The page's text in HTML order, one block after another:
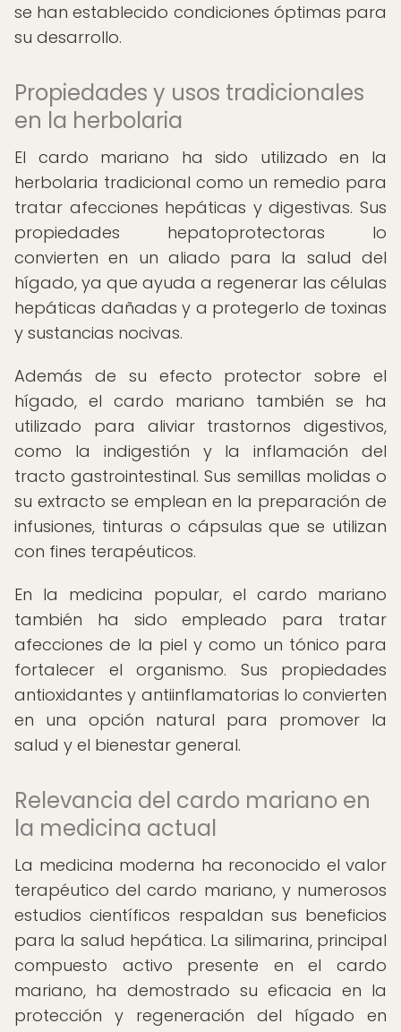
se han establecido condiciones óptimas para
su desarrollo.
Propiedades y usos tradicionales
en la herbolaria
El cardo mariano ha sido utilizado en la
herbolaria tradicional como un remedio para
tratar afecciones hepáticas y digestivas. Sus
propiedades hepatoprotectoras lo
convierten en un aliado para la salud del
hígado, ya que ayuda a regenerar las células
hepáticas dañadas y a protegerlo de toxinas
y sustancias nocivas.
Además de su efecto protector sobre el
hígado, el cardo mariano también se ha
utilizado para aliviar trastornos digestivos,
como la indigestión y la inflamación del
tracto gastrointestinal. Sus semillas molidas o
su extracto se emplean en la preparación de
infusiones, tinturas o cápsulas que se utilizan
con fines terapéuticos.
En la medicina popular, el cardo mariano
también ha sido empleado para tratar
afecciones de la piel y como un tónico para
fortalecer el organismo. Sus propiedades
antioxidantes y antiinflamatorias lo convierten
en una opción natural para promover la
salud y el bienestar general.
Relevancia del cardo mariano en
la medicina actual
La medicina moderna ha reconocido el valor
terapéutico del cardo mariano, y numerosos
estudios científicos respaldan sus beneficios
para la salud hepática. La silimarina, principal
compuesto activo presente en el cardo
mariano, ha demostrado su eficacia en la
protección y regeneración del hígado en